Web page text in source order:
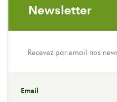
Newsletter
Recevez par email nos